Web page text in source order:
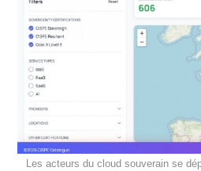
Les acteurs du cloud souverain se